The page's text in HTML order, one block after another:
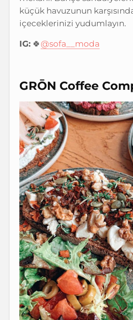
küçük havuzunun
içeceklerinizi yudumlayın.
IG: 🍀 @sofa__moda
GRŌN Coffee